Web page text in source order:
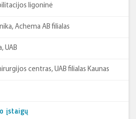
ligoninė
Achema AB filialas
UAB
centras, UAB filialas Kaunas
įstaigų